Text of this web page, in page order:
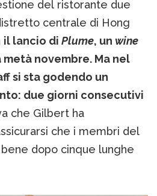
del ristorante due
centrale di Hong
il lancio di Plume, un wine
novembre. Ma nel
si sta godendo un
due giorni consecutivi
che Gilbert ha
che i membri del
dopo cinque lunghe